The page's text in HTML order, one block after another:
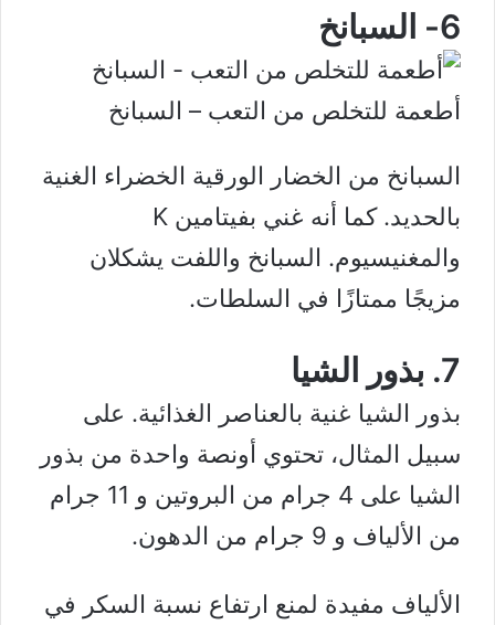
6- السبانخ
أطعمة للتخلص من التعب – السبانخ
السبانخ من الخضار الورقية الخضراء الغنية
بالحديد. كما أنه غني بفيتامين K
والمغنيسيوم. السبانخ واللفت يشكلان
مزيجًا ممتازًا في السلطات.
7. بذور الشيا
بذور الشيا غنية بالعناصر الغذائية. على
سبيل المثال، تحتوي أونصة واحدة من بذور
الشيا على 4 جرام من البروتين و 11 جرام
من الألياف و 9 جرام من الدهون.
الألياف مفيدة لمنع ارتفاع نسبة السكر في